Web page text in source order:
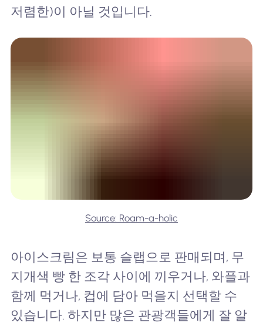
저렴한)이 아닐 것입니다.
Source: Roam-a-holic
아이스크림은 보통 슬랩으로 판매되며, 무
지개색 빵 한 조각 사이에 끼우거나, 와플과
함께 먹거나, 컵에 담아 먹을지 선택할 수
있습니다. 하지만 많은 관광객들에게 잘 알